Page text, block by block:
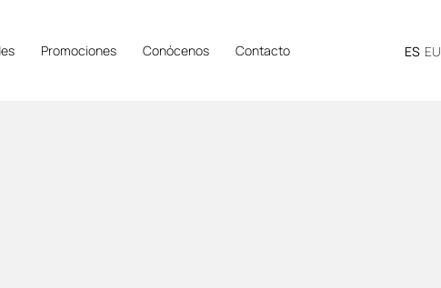
Promociones Conócenos Contacto ES EU